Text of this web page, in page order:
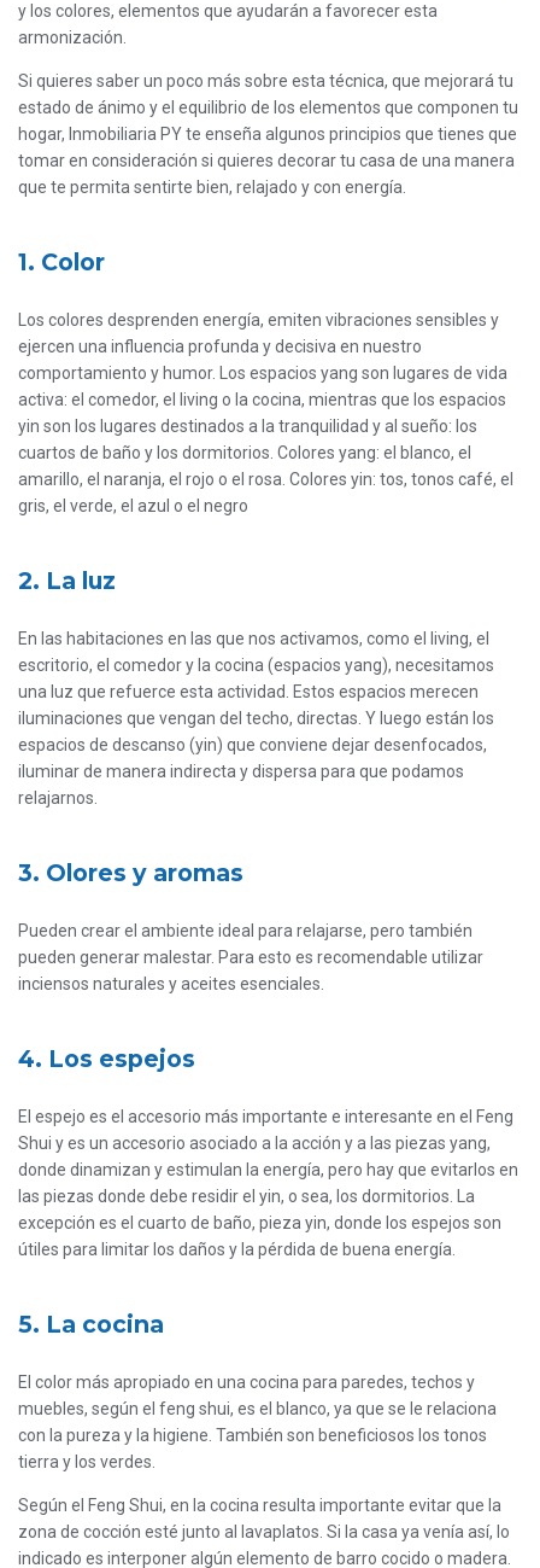
y los colores, elementos que ayudarán a favorecer esta
armonización.
Si quieres saber un poco más sobre esta técnica, que mejorará tu
estado de ánimo y el equilibrio de los elementos que componen tu
hogar, Inmobiliaria PY te enseña algunos principios que tienes que
tomar en consideración si quieres decorar tu casa de una manera
que te permita sentirte bien, relajado y con energía.
1. Color
Los colores desprenden energía, emiten vibraciones sensibles y
ejercen una influencia profunda y decisiva en nuestro
comportamiento y humor. Los espacios yang son lugares de vida
activa: el comedor, el living o la cocina, mientras que los espacios
yin son los lugares destinados a la tranquilidad y al sueño: los
cuartos de baño y los dormitorios. Colores yang: el blanco, el
amarillo, el naranja, el rojo o el rosa. Colores yin: tos, tonos café, el
gris, el verde, el azul o el negro
2. La luz
En las habitaciones en las que nos activamos, como el living, el
escritorio, el comedor y la cocina (espacios yang), necesitamos
una luz que refuerce esta actividad. Estos espacios merecen
iluminaciones que vengan del techo, directas. Y luego están los
espacios de descanso (yin) que conviene dejar desenfocados,
iluminar de manera indirecta y dispersa para que podamos
relajarnos.
3. Olores y aromas
Pueden crear el ambiente ideal para relajarse, pero también
pueden generar malestar. Para esto es recomendable utilizar
inciensos naturales y aceites esenciales.
4. Los espejos
El espejo es el accesorio más importante e interesante en el Feng
Shui y es un accesorio asociado a la acción y a las piezas yang,
donde dinamizan y estimulan la energía, pero hay que evitarlos en
las piezas donde debe residir el yin, o sea, los dormitorios. La
excepción es el cuarto de baño, pieza yin, donde los espejos son
útiles para limitar los daños y la pérdida de buena energía.
5. La cocina
El color más apropiado en una cocina para paredes, techos y
muebles, según el feng shui, es el blanco, ya que se le relaciona
con la pureza y la higiene. También son beneficiosos los tonos
tierra y los verdes.
Según el Feng Shui, en la cocina resulta importante evitar que la
zona de cocción esté junto al lavaplatos. Si la casa ya venía así, lo
indicado es interponer algún elemento de barro cocido o madera.